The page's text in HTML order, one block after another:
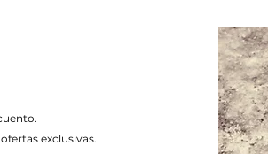
exclusivas.